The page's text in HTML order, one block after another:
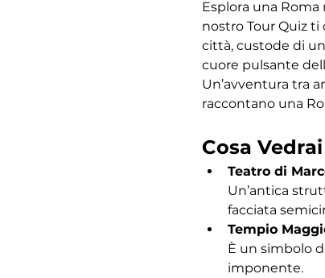
Esplora una
nostro Tour Quiz
città, custode di
cuore pulsante
Un’avventura tra
raccontano una
Cosa Vedrai
Teatro di
Un’antica
facciata
Tempio
È un simbolo
imponente.